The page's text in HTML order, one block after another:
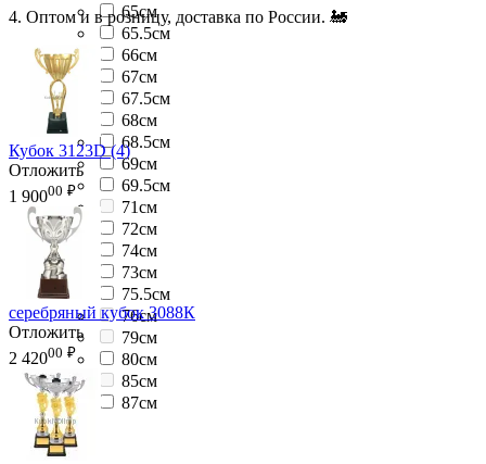
65см
65.5см
66см
67см
67.5см
68см
68.5см
69см
69.5см
71см
72см
74см
73см
75.5см
76см
79см
80см
85см
87см
4. Оптом и в розницу, доставка по России. 🚂
Кубок 3123D (4)
Отложить
1 90000 ₽
серебряный кубок 3088К
Отложить
2 42000 ₽